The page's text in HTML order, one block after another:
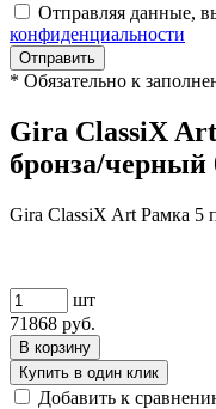
Отправляя данные,
конфиденциальности
Отправить
* Обязательно к
Gira ClassiX
бронза/черный
Gira ClassiX Art Рамка 5
шт
71868 руб.
В корзину
Купить в один клик
Добавить к